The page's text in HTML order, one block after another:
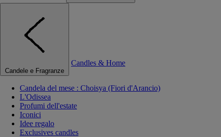
Candele e Fragranze
Candles & Home
Candela del mese : Choisya (Fiori d'Arancio)
L'Odissea
Profumi dell'estate
Iconici
Idee regalo
Exclusives candles